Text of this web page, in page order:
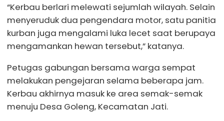
“Kerbau berlari melewati sejumlah wilayah. Selain
menyeruduk dua pengendara motor, satu panitia
kurban juga mengalami luka lecet saat berupaya
mengamankan hewan tersebut,” katanya.
Petugas gabungan bersama warga sempat
melakukan pengejaran selama beberapa jam.
Kerbau akhirnya masuk ke area semak-semak
menuju Desa Goleng, Kecamatan Jati.